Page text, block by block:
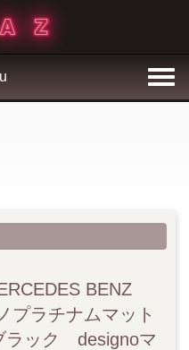
BENZ
プラチナムマット
ラック designoマ